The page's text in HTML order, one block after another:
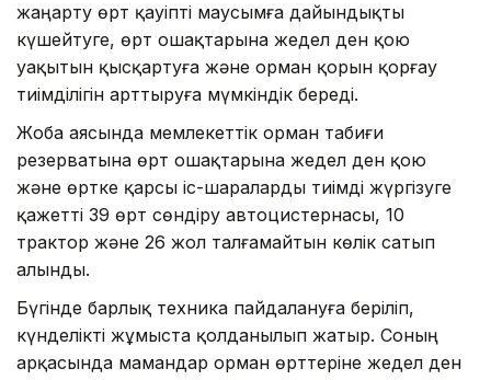
жаңарту өрт қауіпті маусымға дайындықты
күшейтуге, өрт ошақтарына жедел ден қою
уақытын қысқартуға және орман қорын қорғау
тиімділігін арттыруға мүмкіндік береді.
Жоба аясында мемлекеттік орман табиғи
резерватына өрт ошақтарына жедел ден қою
және өртке қарсы іс-шараларды тиімді жүргізуге
қажетті 39 өрт сөндіру автоцистернасы, 10
трактор және 26 жол талғамайтын көлік сатып
алынды.
Бүгінде барлық техника пайдалануға беріліп,
күнделікті жұмыста қолданылып жатыр. Соның
арқасында мамандар орман өрттеріне жедел ден